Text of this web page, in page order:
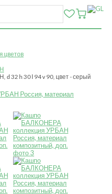
цветов
32 h 30 l 94 v 90, цвет - серый